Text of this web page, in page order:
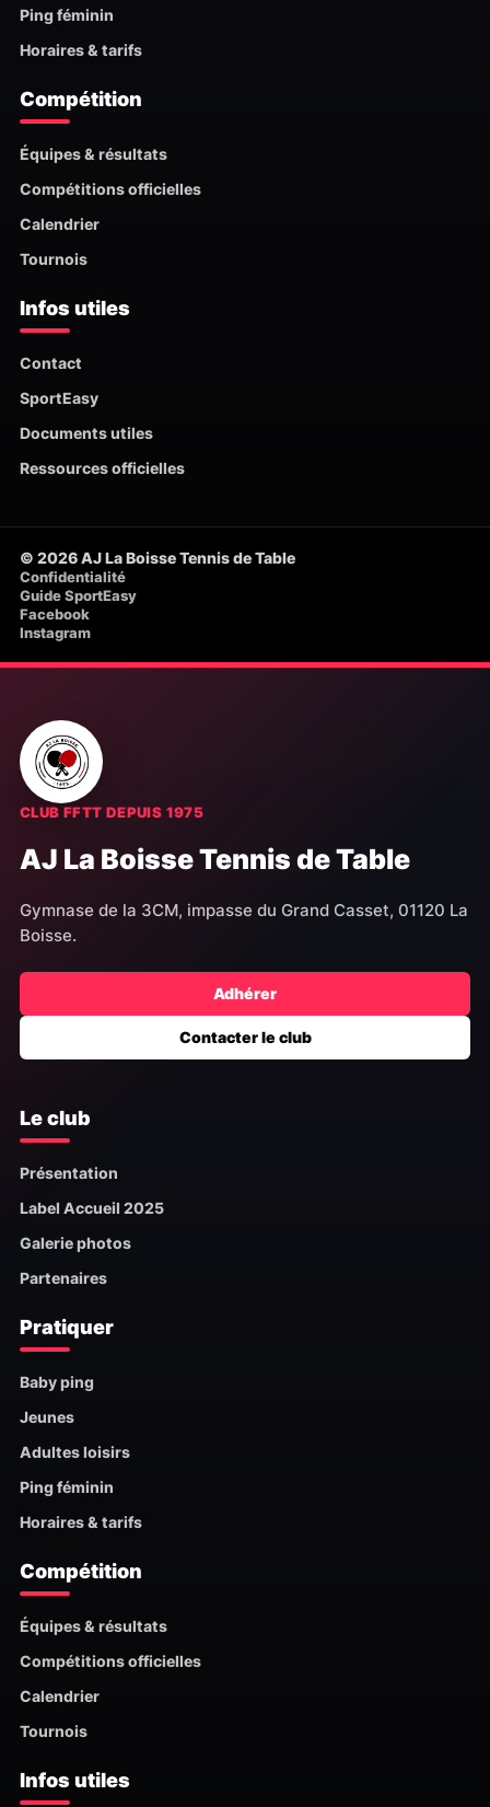
Ping féminin
Horaires & tarifs
Compétition
Équipes & résultats
Compétitions officielles
Calendrier
Tournois
Infos utiles
Contact
SportEasy
Documents utiles
Ressources officielles
© 2026 AJ La Boisse Tennis de Table
Confidentialité
Guide SportEasy
Facebook
Instagram
CLUB FFTT DEPUIS 1975
AJ La Boisse Tennis de Table
Gymnase de la 3CM, impasse du Grand Casset, 01120 La
Boisse.
Adhérer
Contacter le club
Le club
Présentation
Label Accueil 2025
Galerie photos
Partenaires
Pratiquer
Baby ping
Jeunes
Adultes loisirs
Ping féminin
Horaires & tarifs
Compétition
Équipes & résultats
Compétitions officielles
Calendrier
Tournois
Infos utiles